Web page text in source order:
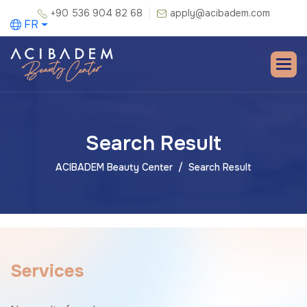
+90 536 904 82 68 apply@acibadem.com
FR
Search Result
ACIBADEM Beauty Center Search Result
Services